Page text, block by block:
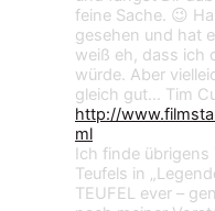
feine Sache. 😉
gesehen und hat
weiß eh, dass ich
würde. Aber
gleich gut… Tim
http://
ml
Ich finde übrigens
Teufels in
TEUFEL ever –